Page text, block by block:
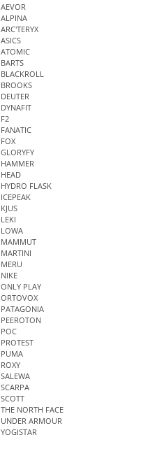
AEVOR
ALPINA
ARC'TERYX
ASICS
ATOMIC
BARTS
BLACKROLL
BROOKS
DEUTER
DYNAFIT
F2
FANATIC
FOX
GLORYFY
HAMMER
HEAD
HYDRO FLASK
ICEPEAK
KJUS
LEKI
LOWA
MAMMUT
MARTINI
MERU
NIKE
ONLY PLAY
ORTOVOX
PATAGONIA
PEEROTON
POC
PROTEST
PUMA
ROXY
SALEWA
SCARPA
SCOTT
THE NORTH FACE
UNDER ARMOUR
YOGISTAR